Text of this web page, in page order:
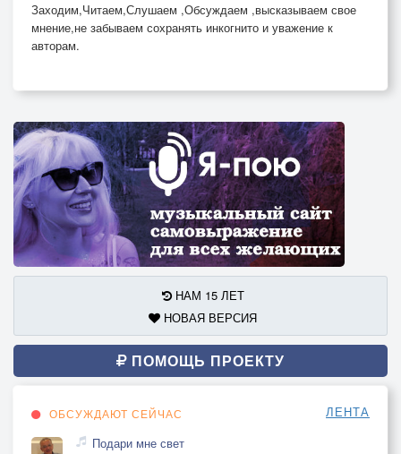
Здесь порт особый -
Никогда не замерзал
Никогда не замерзал
Долой убрал
Заходим,Читаем,Слушаем ,Обсуждаем ,высказываем свое
мнение,не забываем сохранять инкогнито и уважение к
авторам.
НАМ 15 ЛЕТ
НОВАЯ ВЕРСИЯ
ПОМОЩЬ ПРОЕКТУ
ОБСУЖДАЮТ СЕЙЧАС ЛЕНТА
Подари мне свет